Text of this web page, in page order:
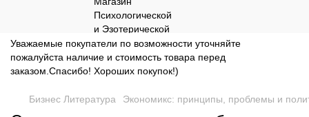
Уважаемые покупатели по возможности уточняйте
пожалуйста наличие и стоимость товара перед
заказом.Спасибо! Хороших покупок!)
Бизнес Литература Экономикс: принципы, проблемы и